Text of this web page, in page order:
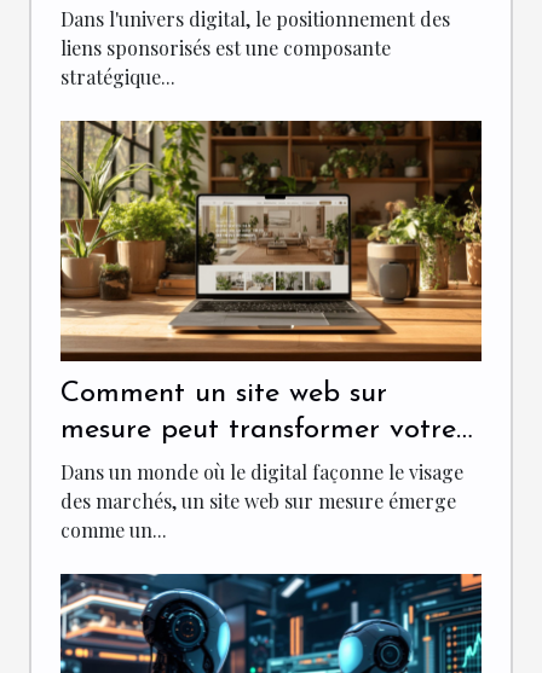
sponsorisés
Dans l'univers digital, le positionnement des
liens sponsorisés est une composante
stratégique...
Comment un site web sur
mesure peut transformer votre
entreprise
Dans un monde où le digital façonne le visage
des marchés, un site web sur mesure émerge
comme un...